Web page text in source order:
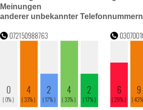
Meinungen
anderer unbekannter Telefonnummern